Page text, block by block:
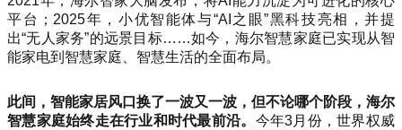
平台；2025年，小优智能体与“AI之眼”黑科技亮相，并提
出“无人家务”的远景目标……如今，海尔智慧家庭已实现从智
能家电到智慧家庭、智慧生活的全面布局。
此间，智能家居风口换了一波又一波，但不论哪个阶段，海尔
智慧家庭始终走在行业和时代最前沿。 今年3月份，世界权威